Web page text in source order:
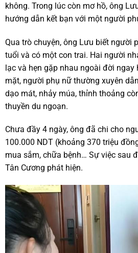
không. Trong lúc còn mơ hồ, ông
hướng dẫn kết bạn với một người
Qua trò chuyện, ông Lưu biết người
tuổi và có một con trai. Hai người
lạc và hẹn gặp nhau ngoài đời
mặt, người phụ nữ thường xuyên
dạo mát, nhảy múa, thỉnh thoảng
thuyền du ngoạn.
Chưa đầy 4 ngày, ông đã chi cho
100.000 NDT (khoảng 370 triệu
mua sắm, chữa bệnh… Sự việc sau
Tân Cương phát hiện.